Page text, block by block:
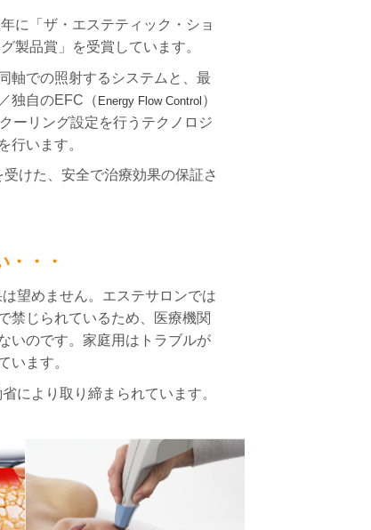
に「ザ・エステティック・ショ
製品賞」を受賞しています。
軸での照射するシステムと、最
独自のEFC（ Energy Flow Control ）
ーリング設定を行うテクノロジ
行います。
けた、安全で治療効果の保証さ
・・・
望めません。 エステサロンでは
禁じられているため、医療機関
いのです。家庭用はトラブルが
います。
により取り締まられています。